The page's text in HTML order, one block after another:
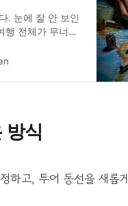
. 눈에 잘 안 보인
행 전체가 무너진
방식
하고, 투어 동선을 새롭